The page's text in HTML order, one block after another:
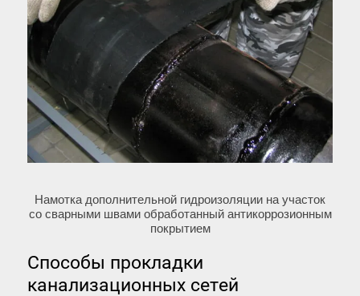
Намотка дополнительной гидроизоляции на участок
со сварными швами обработанный антикоррозионным
покрытием
Способы прокладки
канализационных сетей